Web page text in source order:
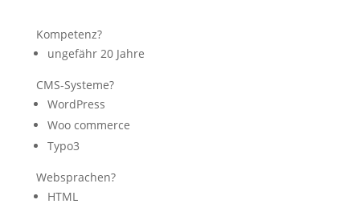
Kompetenz?
ungefähr 20 Jahre
CMS-Systeme?
WordPress
Woo commerce
Typo3
Websprachen?
HTML